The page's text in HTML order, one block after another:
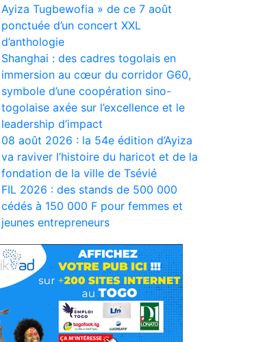
Ayiza Tugbewofia » de ce 7 août
ponctuée d’un concert XXL
d’anthologie
Shanghai : des cadres togolais en
immersion au cœur du corridor G60,
symbole d’une coopération sino-
togolaise axée sur l’excellence et le
leadership d’impact
08 août 2026 : la 54e édition d’Ayiza
va raviver l’histoire du haricot et de la
fondation de la ville de Tsévié
FIL 2026 : des stands de 500 000
cédés à 150 000 F pour femmes et
jeunes entrepreneurs